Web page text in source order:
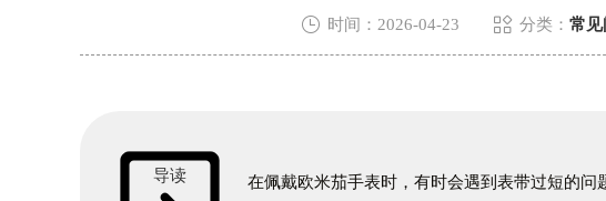
 时间：2026-04-23  分类： 常见
导读
在佩戴欧米茄手表时，有时会遇到表带过短的